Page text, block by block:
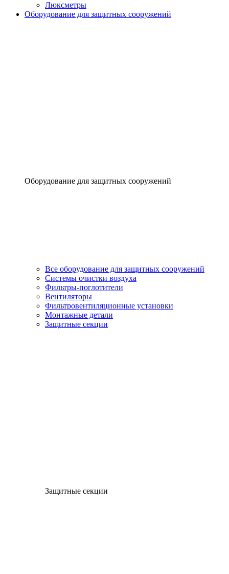
Люксметры
Оборудование для защитных сооружений
Оборудование для защитных сооружений
Все оборудование для защитных сооружений
Системы очистки воздуха
Фильтры-поглотители
Вентиляторы
Фильтровентиляционные установки
Монтажные детали
Защитные секции
Защитные секции